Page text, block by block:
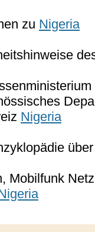
zu Nigeria
Nigeria
Mobilfunk